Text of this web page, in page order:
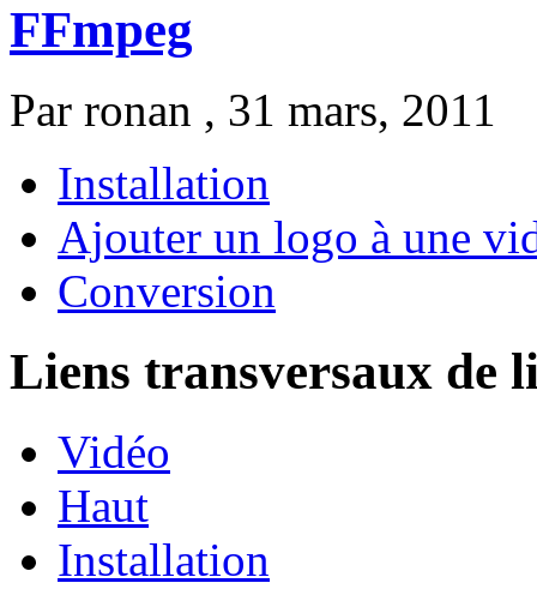
FFmpeg
Par ronan , 31 mars, 2011
Installation
Ajouter un logo à une
Conversion
Liens transversaux de
Vidéo
Haut
Installation